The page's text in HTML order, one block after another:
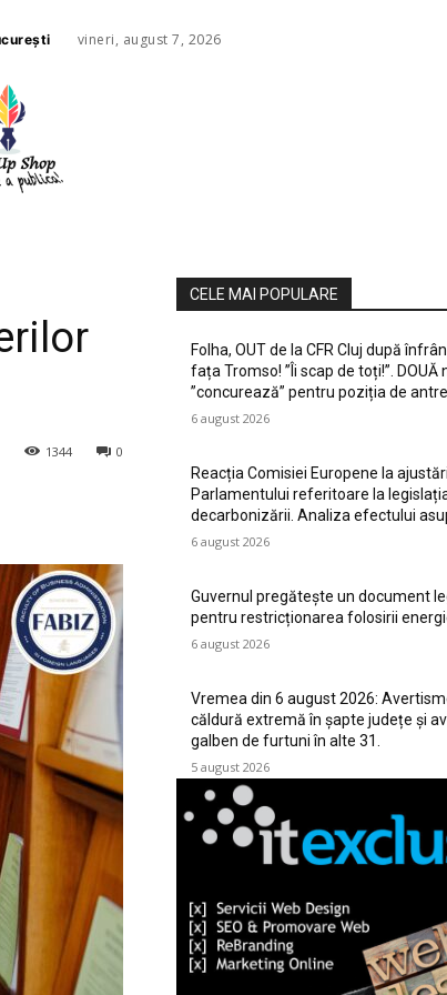
vineri, august 7, 2026
0
1344
CELE MAI POPULARE
Folha, OUT de la CFR Cluj după
fața Tromso! ”Îi scap de toți!”. DOUĂ
”concurează” pentru poziția de
6 august 2026
Reacția Comisiei Europene la
Parlamentului referitoare la
decarbonizării. Analiza efectului
6 august 2026
Guvernul pregătește un document
pentru restricționarea folosirii
6 august 2026
Vremea din 6 august 2026:
căldură extremă în șapte județe și
galben de furtuni în alte 31.
5 august 2026